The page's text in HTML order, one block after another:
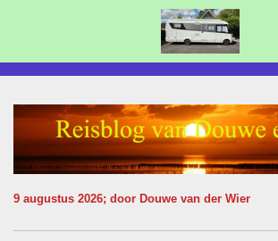
hoofdinhoud
9 augustus 2026; door Douwe van der Wier